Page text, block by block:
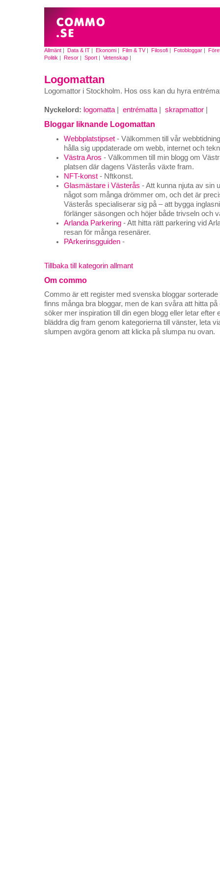
Allmänt | Data & IT | Ekonomi | Film & TV| Filosofi | Fotobloggar |
Politik | Resor | Sport | Vetenskap |
Logomattan
Logomattor i Stockholm. Hos oss kan du hyra
Nyckelord: logomatta entrématta skrapmattor
Bloggar liknande Logomattan
Webbplatstipset - Välkommen till vår
hålla sig uppdaterade om webb, internet och
Västra Aros - Välkommen till min blogg om
platsen där dagens Västerås växte fram.
NFT-konst - Nftkonst.
Glasmästare i Västerås - Att kunna njuta av sin
något som många drömmer om, och det är
Västerås specialiserar sig på – att bygga
förlänger säsongen och höjer både trivseln och
Arlanda Parkering - Att hitta rätt parkering vid
resan för många resenärer.
PArkerinsgguiden -
Tillbaka till kategorin allmant
Om commo
Commo är ett register med svenska bloggar sorterade
finns många bra bloggar, men de kan svåra att hitta
söker mer inspiration till din egen blogg eller letar efter
bläddra dig fram genom kategorierna till vänster, leta
slumpen avgöra genom att klicka på slumpa nu ovan.